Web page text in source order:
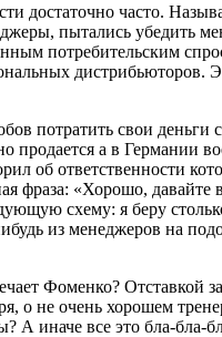
достаточно часто.
пытались убедить
потребительским
потратить свои
а в Германии
ответственности
фраза: «Хорошо,
схему: я беру
из менеджеров на
Фоменко?
о не очень хорошем
А иначе все это бла-бла-